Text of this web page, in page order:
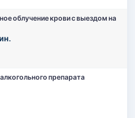
облучение крови с выездом на
препарата